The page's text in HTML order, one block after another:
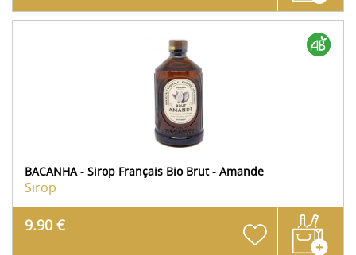
BACANHA - Sirop Français Bio Brut - Amande
Sirop
9.90 €